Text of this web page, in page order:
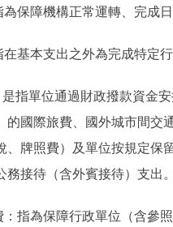
為保障機構正常運轉、完成
在基本支出之外為完成特定
是指單位通過財政撥款資金
的國際旅費、國外城市間交
、牌照費）及單位按規定保
務接待（含外賓接待）支出
：指為保障行政單位（含參